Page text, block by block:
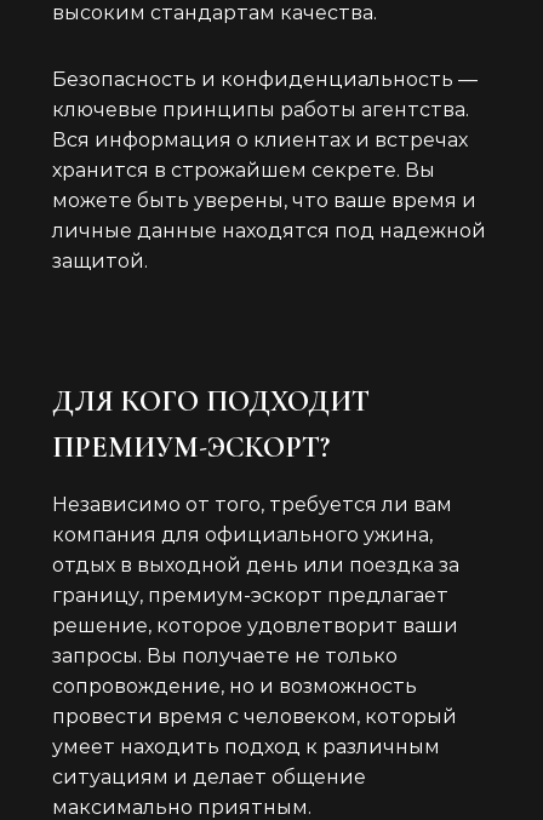
высоким стандартам качества.
Безопасность и конфиденциальность —
ключевые принципы работы агентства.
Вся информация о клиентах и встречах
хранится в строжайшем секрете. Вы
можете быть уверены, что ваше время и
личные данные находятся под надежной
защитой.
ДЛЯ КОГО ПОДХОДИТ
ПРЕМИУМ-ЭСКОРТ?
Независимо от того, требуется ли вам
компания для официального ужина,
отдых в выходной день или поездка за
границу, премиум-эскорт предлагает
решение, которое удовлетворит ваши
запросы. Вы получаете не только
сопровождение, но и возможность
провести время с человеком, который
умеет находить подход к различным
ситуациям и делает общение
максимально приятным.